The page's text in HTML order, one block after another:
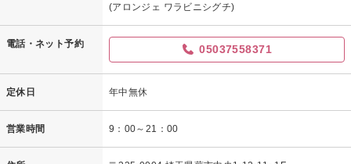
(アロンジェ ワラビニシグチ)
電話・ネット予約 05037558371
定休日 年中無休
営業時間 9：00～21：00